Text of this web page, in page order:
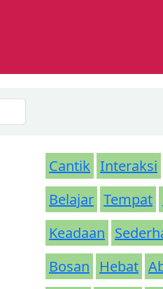
Cantik Interaksi
Belajar Tempat
Keadaan
Bosan
Hebat